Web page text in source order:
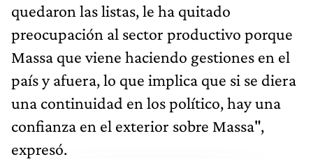
quedaron las listas, le ha quitado
preocupación al sector productivo porque
Massa que viene haciendo gestiones en el
país y afuera, lo que implica que si se diera
una continuidad en los político, hay una
confianza en el exterior sobre Massa",
expresó.